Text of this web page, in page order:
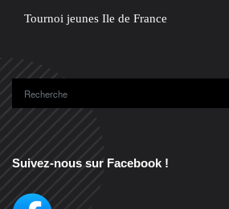
Tournoi jeunes Ile de France
Suivez-nous sur Facebook !